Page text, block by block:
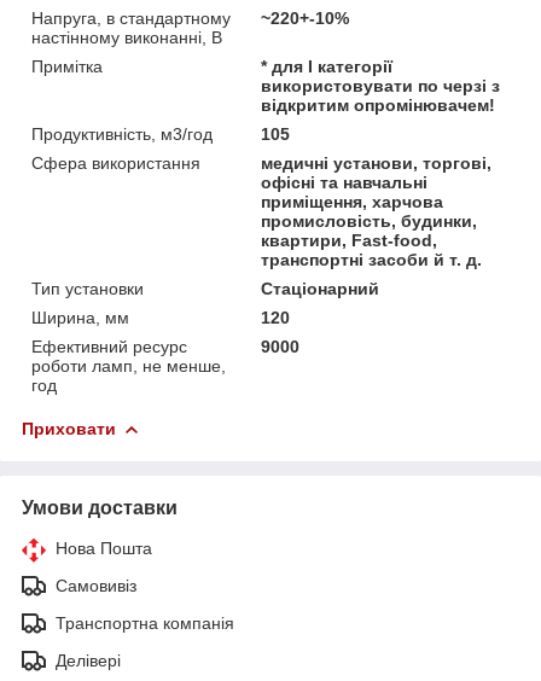
Напруга, в стандартному
настінному виконанні, В
~220+-10%
Примітка
* для I категорії
використовувати по черзі з
відкритим опромінювачем!
Продуктивність, м3/год
105
Сфера використання
медичні установи, торгові,
офісні та навчальні
приміщення, харчова
промисловість, будинки,
квартири, Fast-food,
транспортні засоби й т. д.
Тип установки
Стаціонарний
Ширина, мм
120
Ефективний ресурс
роботи ламп, не менше,
год
9000
Приховати
Умови доставки
Нова Пошта
Самовивіз
Транспортна компанія
Делівері